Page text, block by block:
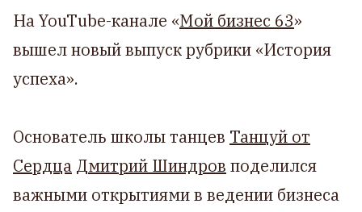
На YouTube-канале «Мой бизнес 63»
вышел новый выпуск рубрики «История
успеха».
Основатель школы танцев Танцуй от
Сердца Дмитрий Шиндров поделился
важными открытиями в ведении бизнеса